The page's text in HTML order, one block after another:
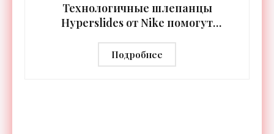
Технологичные шлепанцы
Hyperslides от Nike помогут
тренировки - «Гаджеты»
Подробнее